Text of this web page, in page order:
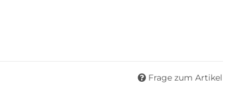
Frage zum Artikel